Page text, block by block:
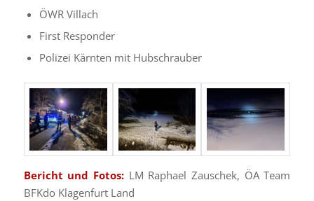
ÖWR Villach
First Responder
⁠Polizei Kärnten mit Hubschrauber
Bericht und Fotos:LM Raphael Zauschek, ÖA Team
BFKdo Klagenfurt Land